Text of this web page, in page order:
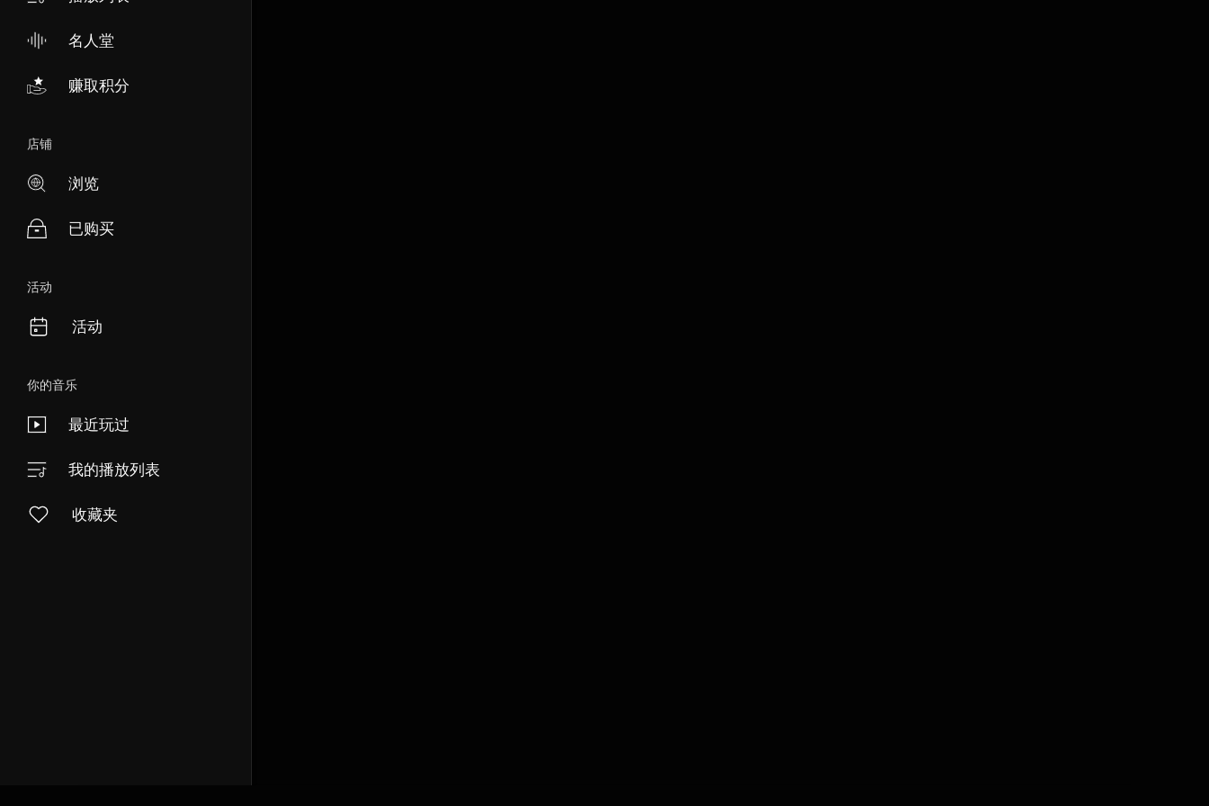
名人堂
赚取积分
店铺
浏览
已购买
活动
活动
你的音乐
最近玩过
我的播放列表
收藏夹